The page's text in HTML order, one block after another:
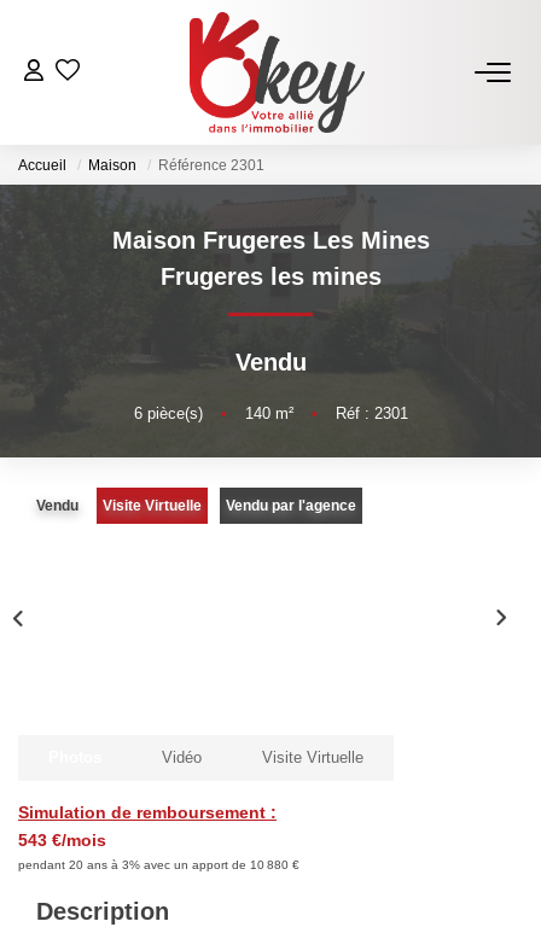
ACHETER
Acheter Avec Okey
Estimer Mon Bien
Combien D’acquéreurs Potentiels Pour Mon Bien ?
Espace Vendeur
Louer Avec Okey
Dossier De Candidature
Accueil Maison Référence 2301
Maison Frugeres Les Mines
Frugeres les mines
Vendu
6pièce(s) • 140m² • Réf : 2301
Vendu Visite Virtuelle Vendu par l'agence
Simulation de remboursement :
543 €/mois
pendant 20 ans à 3% avec un apport de 10 880 €
Vidéo Visite Virtuelle
Description